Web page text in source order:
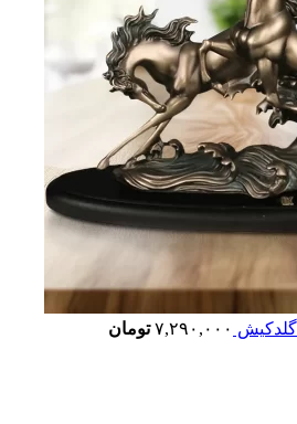
۷,۲۹۰,۰۰۰ تومان